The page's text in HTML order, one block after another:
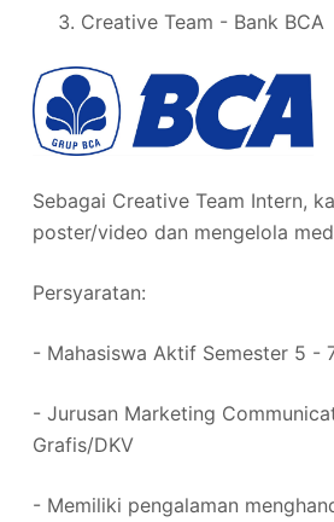
Creative Team - Bank BCA
Sebagai Creative Team Intern,
poster/video dan mengelola
Persyaratan:
- Mahasiswa Aktif Semester 5 -
- Jurusan Marketing
Grafis/DKV
- Memiliki pengalaman